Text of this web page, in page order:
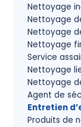
Nettoyage
Nettoyage
Nettoyage
Nettoyage
Service
Nettoyage
Nettoyage
Agent de
Entretien
Produits de